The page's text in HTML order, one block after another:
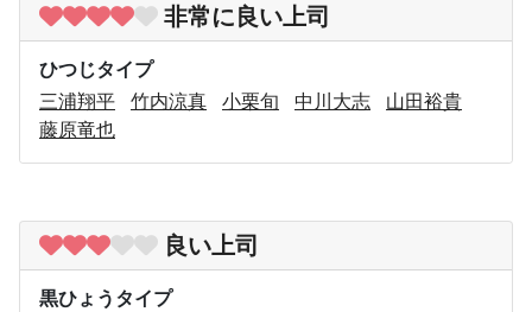
非常に良い上司
ひつじタイプ
三浦翔平
竹内涼真 小栗旬 中川大志
山田裕貴
藤原竜也
良い上司
黒ひょうタイプ